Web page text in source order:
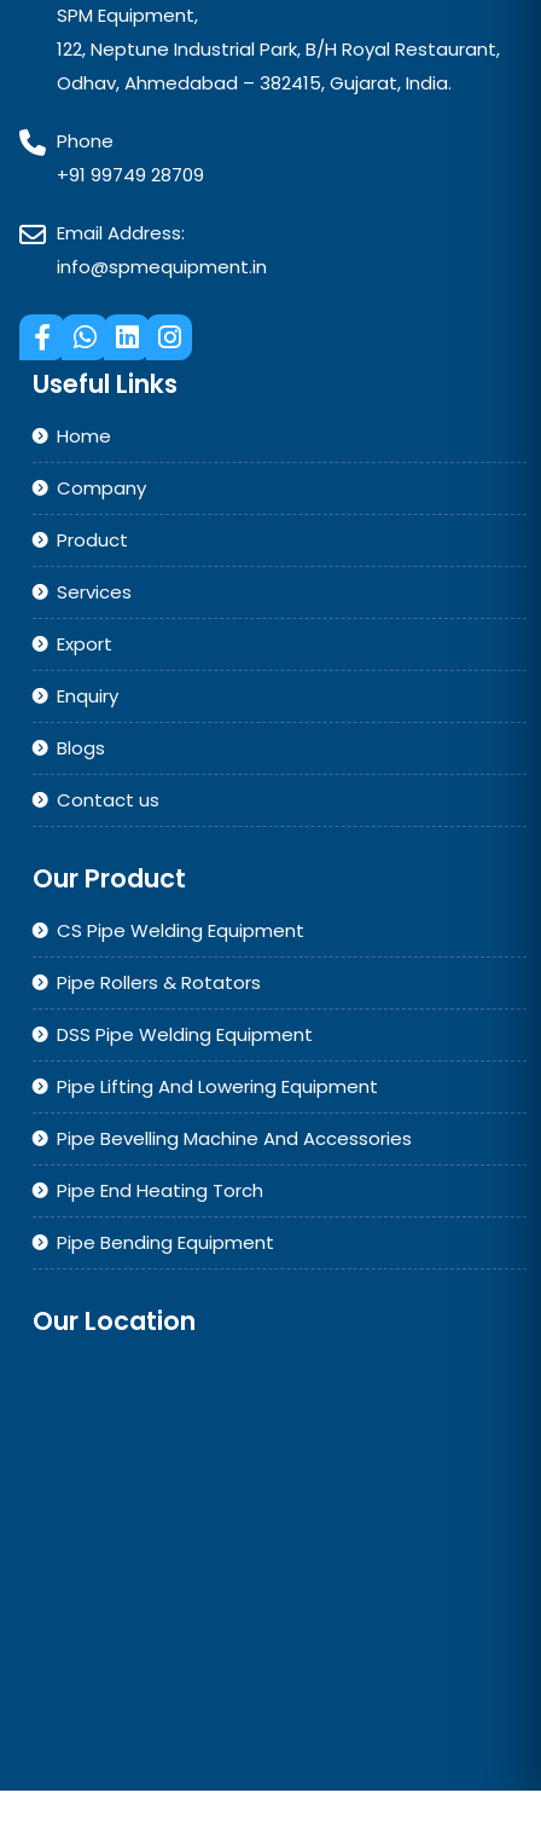
SPM Equipment,
122, Neptune Industrial Park, B/H Royal Restaurant,
Odhav, Ahmedabad – 382415, Gujarat, India.
Phone
+91 99749 28709
Email Address:
info@spmequipment.in
Useful Links
Home
Company
Product
Services
Export
Enquiry
Blogs
Contact us
Our Product
CS Pipe Welding Equipment
Pipe Rollers & Rotators
DSS Pipe Welding Equipment
Pipe Lifting And Lowering Equipment
Pipe Bevelling Machine And Accessories
Pipe End Heating Torch
Pipe Bending Equipment
Our Location